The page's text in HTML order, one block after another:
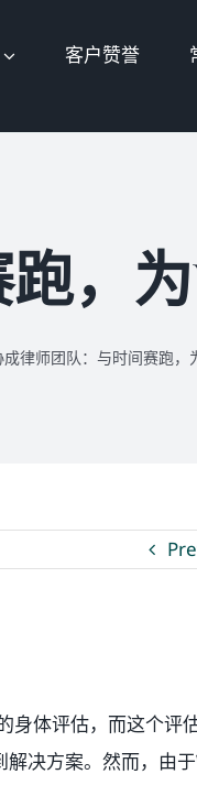
客户赞誉
，
成律师团队：与时间赛跑，
身体评估，而这个评
决方案。然而，由